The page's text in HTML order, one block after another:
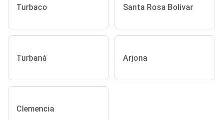
Turbaco Santa Rosa Bolivar
Turbaná Arjona
Clemencia